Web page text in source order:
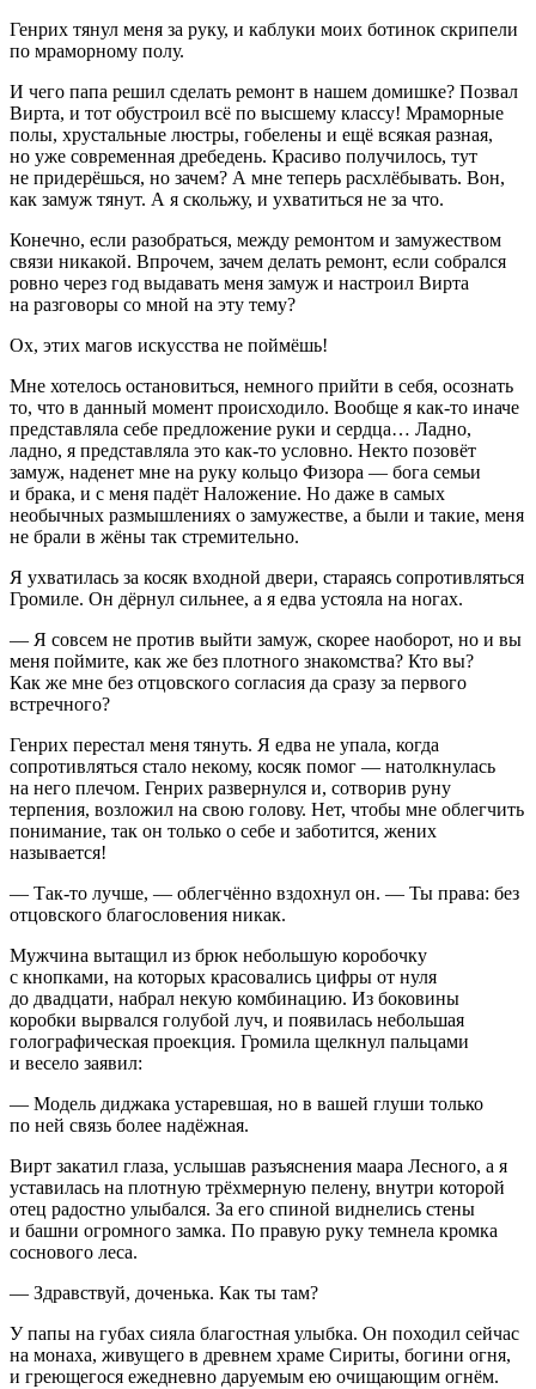
Генрих тянул меня за руку, и каблуки моих ботинок скрипели
по мраморному полу.
И чего папа решил сделать ремонт в нашем домишке? Позвал
Вирта, и тот обустроил всё по высшему классу! Мраморные
полы, хрустальные люстры, гобелены и ещё всякая разная,
но уже современная дребедень. Красиво получилось, тут
не придерёшься, но зачем? А мне теперь расхлёбывать. Вон,
как замуж тянут. А я скольжу, и ухватиться не за что.
Конечно, если разобраться, между ремонтом и замужеством
связи никакой. Впрочем, зачем делать ремонт, если собрался
ровно через год выдавать меня замуж и настроил Вирта
на разговоры со мной на эту тему?
Ох, этих магов искусства не поймёшь!
Мне хотелось остановиться, немного прийти в себя, осознать
то, что в данный момент происходило. Вообще я как-то иначе
представляла себе предложение руки и сердца… Ладно,
ладно, я представляла это как-то условно. Некто позовёт
замуж, наденет мне на руку кольцо Физора — бога семьи
и брака, и с меня падёт Наложение. Но даже в самых
необычных размышлениях о замужестве, а были и такие, меня
не брали в жёны так стремительно.
Я ухватилась за косяк входной двери, стараясь сопротивляться
Громиле. Он дёрнул сильнее, а я едва устояла на ногах.
— Я совсем не против выйти замуж, скорее наоборот, но и вы
меня поймите, как же без плотного знакомства? Кто вы?
Как же мне без отцовского согласия да сразу за первого
встречного?
Генрих перестал меня тянуть. Я едва не упала, когда
сопротивляться стало некому, косяк помог — натолкнулась
на него плечом. Генрих развернулся и, сотворив руну
терпения, возложил на свою голову. Нет, чтобы мне облегчить
понимание, так он только о себе и заботится, жених
называется!
— Так-то лучше, — облегчённо вздохнул он. — Ты права: без
отцовского благословения никак.
Мужчина вытащил из брюк небольшую коробочку
с кнопками, на которых красовались цифры от нуля
до двадцати, набрал некую комбинацию. Из боковины
коробки вырвался голубой луч, и появилась небольшая
голографическая проекция. Громила щелкнул пальцами
и весело заявил:
— Модель диджака устаревшая, но в вашей глуши только
по ней связь более надёжная.
Вирт закатил глаза, услышав разъяснения маара Лесного, а я
уставилась на плотную трёхмерную пелену, внутри которой
отец радостно улыбался. За его спиной виднелись стены
и башни огромного замка. По правую руку темнела кромка
соснового леса.
— Здравствуй, доченька. Как ты там?
У папы на губах сияла благостная улыбка. Он походил сейчас
на монаха, живущего в древнем храме Сириты, богини огня,
и греющегося ежедневно даруемым ею очищающим огнём.